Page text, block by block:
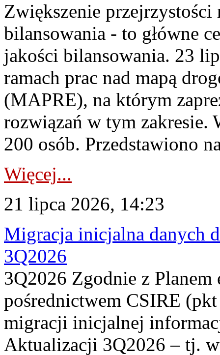
Zwiększenie
bilansowania - to główne
jakości bilansowania. 23
ramach prac nad mapą
(MAPRE), na którym
rozwiązań w tym zakresie.
200 osób. Przedstawiono
Więcej...
21 lipca 2026, 14:23
Migracja inicjalna danych
3Q2026
3Q2026 Zgodnie z
pośrednictwem CSIRE
migracji inicjalnej
Aktualizacji 3Q2026 – tj.